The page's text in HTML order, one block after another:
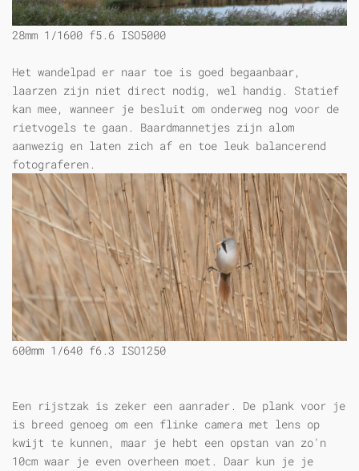
28mm 1/1600 f5.6 ISO5000
Het wandelpad er naar toe is goed begaanbaar,
laarzen zijn niet direct nodig, wel handig. Statief
kan mee, wanneer je besluit om onderweg nog voor de
rietvogels te gaan. Baardmannetjes zijn alom
aanwezig en laten zich af en toe leuk balancerend
fotograferen.
600mm 1/640 f6.3 ISO1250
Een rijstzak is zeker een aanrader. De plank voor je
is breed genoeg om een flinke camera met lens op
kwijt te kunnen, maar je hebt een opstan van zo'n
10cm waar je even overheen moet. Daar kun je je